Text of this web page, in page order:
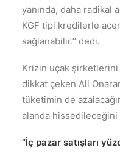
yanında, daha radikal
KGF tipi kredilerle
sağlanabilir.’’ dedi.
Krizin uçak
dikkat çeken Ali
tüketimin de
alanda hissedileceğini
”İç pazar satışları